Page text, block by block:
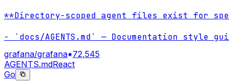
**Directory-scoped agent files exist for
- `docs/AGENTS.md` — Documentation style
grafana/grafana 72,545
AGENTS.mdReact
Go